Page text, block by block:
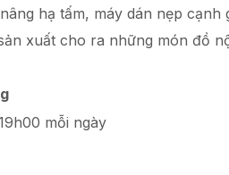
hạ tấm, máy dán nẹp cạnh
xuấtcho ra những món đồ
mỗi ngày